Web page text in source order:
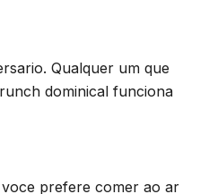
Qualquer um que
dominical funciona
prefere comer ao ar